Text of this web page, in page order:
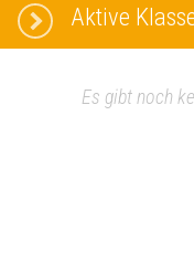
Aktive
Es gibt noch